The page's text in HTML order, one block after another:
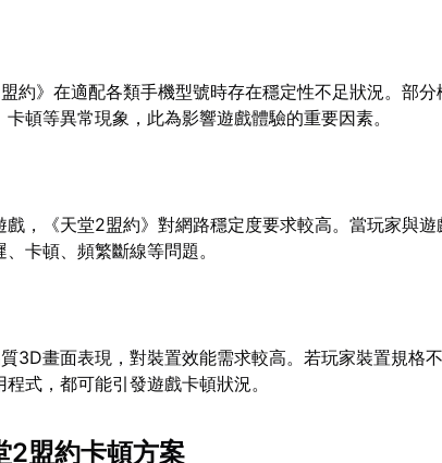
約》在適配各類手機型號時存在穩定性不足狀況。部
頓等異常現象，此為影響遊戲體驗的重要因素。
戲，《天堂2盟約》對網路穩定度要求較高。當玩家與
卡頓、頻繁斷線等問題。
質3D畫面表現，對裝置效能需求較高。若玩家裝置規格
式，都可能引發遊戲卡頓狀況。
2盟約卡頓方案